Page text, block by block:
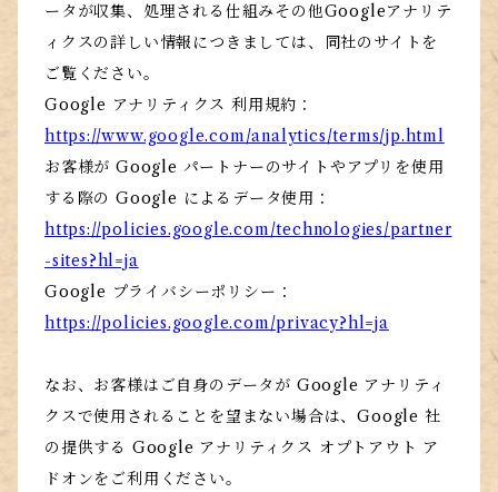
ータが収集、処理される仕組みその他Googleアナリテ
ィクスの詳しい情報につきましては、同社のサイトを
ご覧ください。
Google アナリティクス 利用規約：
https://www.google.com/analytics/terms/jp.html
お客様が Google パートナーのサイトやアプリを使用
する際の Google によるデータ使用：
https://policies.google.com/technologies/partner
-sites?hl=ja
Google プライバシーポリシー：
https://policies.google.com/privacy?hl=ja
なお、お客様はご自身のデータが Google アナリティ
クスで使用されることを望まない場合は、Google 社
の提供する Google アナリティクス オプトアウト ア
ドオンをご利用ください。